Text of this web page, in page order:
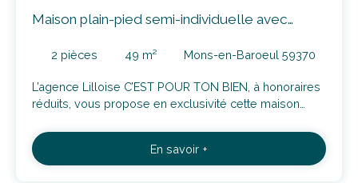
Maison plain-pied semi-individuelle avec
2 pièces 49 m² Mons-en-Baroeul 59370
L’agence Lilloise C’EST POUR TON BIEN, à honoraires
réduits, vous propose en exclusivité cette maison
située dans une petite rue calme et très peu passante
du quartier Mons Sarts, à proximité des commerces,
En savoir +